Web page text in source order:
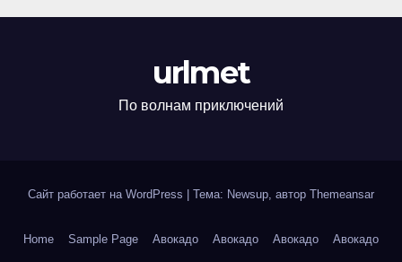
urlmet
По волнам приключений
Сайт работает на WordPress Тема: Newsup, автор Themeansar
Home Sample Page Авокадо Авокадо Авокадо Авокадо